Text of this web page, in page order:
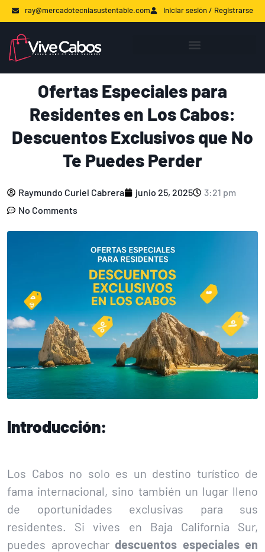
ray@mercadotecniasustentable.com Iniciar sesión / Registrarse
Ofertas Especiales para
Residentes en Los Cabos:
Descuentos Exclusivos que No
Te Puedes Perder
Raymundo Curiel Cabrera junio 25, 2025
3:21 pm
No Comments
Introducción:
Los Cabos no solo es un destino turístico de
fama internacional, sino también un lugar lleno
de oportunidades exclusivas para sus
residentes. Si vives en Baja California Sur,
puedes aprovechar descuentos especiales en